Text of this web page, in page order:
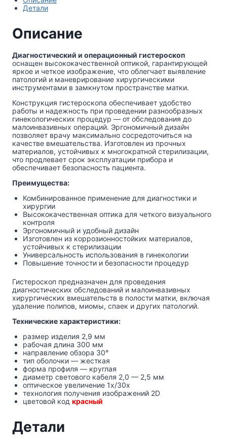
Детали
Описание
Диагностический и операционный гистероскоп
оснащен высококачественной оптикой, гарантирующей
яркое и четкое изображение, что облегчает выявление
патологий и маневрирование хирургическими
инструментами в замкнутом пространстве матки.
Конструкция гистероскопа обеспечивает удобство
работы и надежность при проведении разнообразных
гинекологических процедур — от обследования до
малоинвазивных операций. Эргономичный дизайн
позволяет врачу максимально сосредоточиться на
качестве вмешательства. Изготовлен из прочных
материалов, устойчивых к многократной стерилизации,
что продлевает срок эксплуатации прибора и
обеспечивает безопасность пациента.
Преимущества:
Комбинированное применение для диагностики и
хирургии
Высококачественная оптика для четкого визуального
контроля
Эргономичный и удобный дизайн
Изготовлен из коррозионностойких материалов,
устойчивых к стерилизации
Универсальность использования в гинекологии
Повышение точности и безопасности процедур
Гистероскоп предназначен для проведения
диагностических обследований и малоинвазивных
хирургических вмешательств в полости матки, включая
удаление полипов, миомы, спаек и других патологий.
Технические характеристики:
размер изделия 2,9 мм
рабочая длина 300 мм
направление обзора 30°
тип оболочки — жесткая
форма профиля — круглая
диаметр светового кабеля 2,0 — 2,5 мм
оптическое увеличение 1x/30x
технология получения изображений 2D
цветовой код красный
Детали